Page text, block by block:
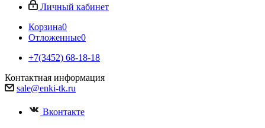
Личный кабинет
Корзина0
Отложенные0
+7(3452) 68-18-18
Контактная информация
sale@enki-tk.ru
Вконтакте